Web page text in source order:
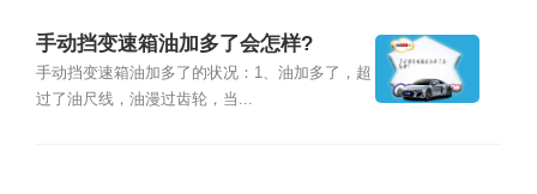
手动挡变速箱油加多了会怎样?
手动挡变速箱油加多了的状况：1、油加多了，超
过了油尺线，油漫过齿轮，当...